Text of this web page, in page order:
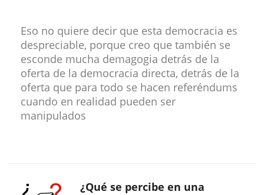
Eso no quiere decir que esta democracia es
despreciable, porque creo que también se
esconde mucha demagogia detrás de la
oferta de la democracia directa, detrás de la
oferta que para todo se hacen referéndums
cuando en realidad pueden ser
manipulados
¿Qué se percibe en una